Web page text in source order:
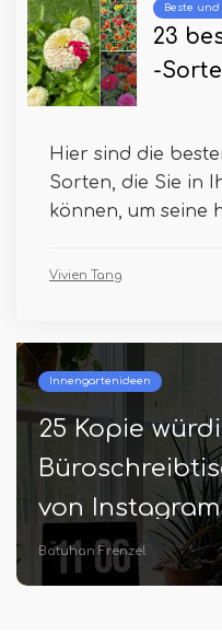
Beste
23
-
Hier sind die
Sorten, die Sie in
können, um seine
Vivien Tang
Behältergemüse
Containern
Töpfen
Batuhan Frenzel